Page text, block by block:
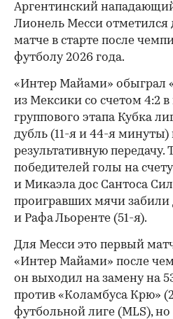
Аргентинский
Лионель Месси отметился
матче в старте после
футболу 2026 года.
«Интер Майами» обыграл
из Мексики со счетом 4:2 в
группового этапа Кубка
дубль (11-я и 44-я минуты)
результативную передачу.
победителей голы на
и Микаэла дос Сантоса
проигравших мячи забили
и Рафа Льоренте (51-я).
Для Месси это первый
«Интер Майами» после
он выходил на замену на
против «Коламбуса Крю»
футбольной лиге (MLS),